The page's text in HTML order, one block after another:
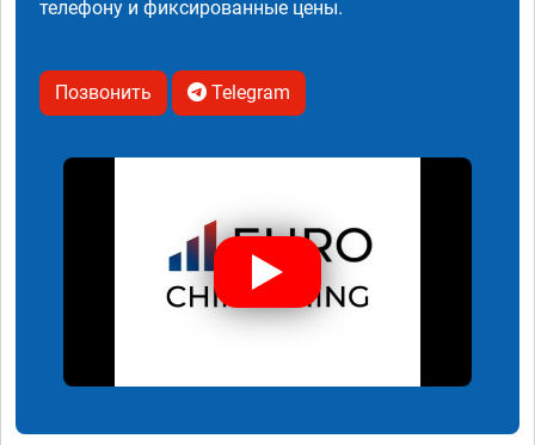
телефону и фиксированные цены.
Позвонить Telegram